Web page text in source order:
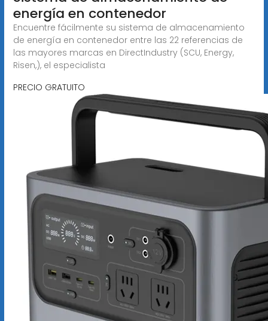
energía en contenedor
Encuentre fácilmente su sistema de almacenamiento
de energía en contenedor entre las 22 referencias de
las mayores marcas en DirectIndustry (SCU, Energy,
Risen,), el especialista
PRECIO GRATUITO